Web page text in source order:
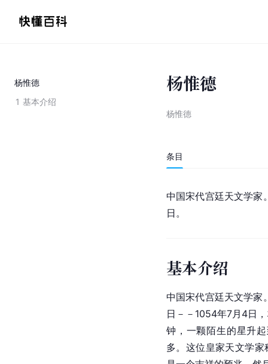
杨惟德
1 基本介绍
杨惟德
杨惟德
条目
中国宋代宫廷天文学家
日。
基本介绍
中国宋代宫廷天文学家
日－－1054年7月4日
钟，一颗陌生的星升
多。这位皇家天文学